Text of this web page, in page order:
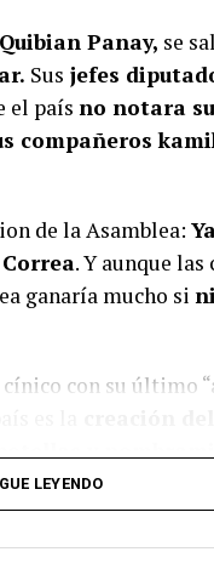
Panay, se
Sus jefes
el país no notara
compañeros
de la Asamblea:
. Y aunque
ganaría mucho si
cínico con su último
y
dicen tener
LEYENDO